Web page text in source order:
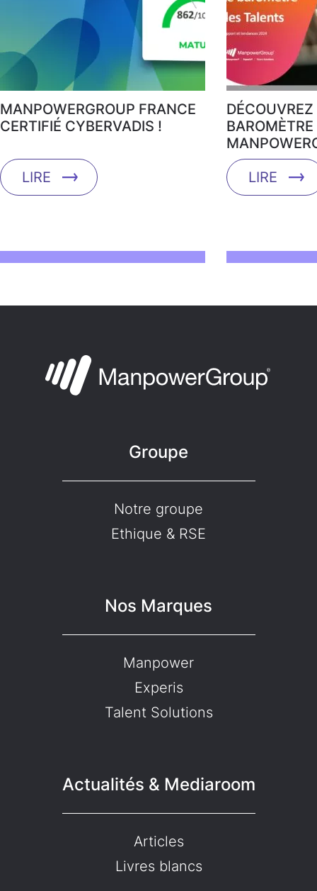
MANPOWERGROUP FRANCE
CERTIFIÉ CYBERVADIS !
LIRE
DÉCOUVREZ
LIRE
Groupe
Notre groupe
Ethique & RSE
Nos Marques
Manpower
Experis
Talent Solutions
Actualités & Mediaroom
Articles
Livres blancs